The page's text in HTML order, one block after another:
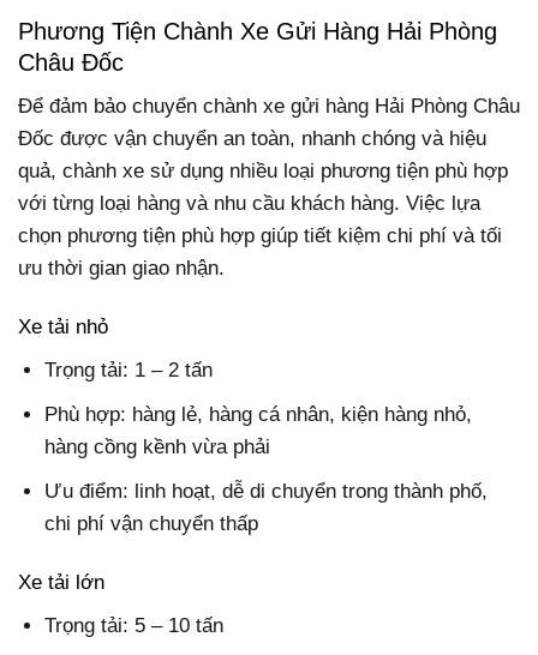
Phương Tiện Chành Xe Gửi Hàng Hải Phòng
Châu Đốc
Để đảm bảo chuyển chành xe gửi hàng Hải Phòng Châu
Đốc được vận chuyển an toàn, nhanh chóng và hiệu
quả, chành xe sử dụng nhiều loại phương tiện phù hợp
với từng loại hàng và nhu cầu khách hàng. Việc lựa
chọn phương tiện phù hợp giúp tiết kiệm chi phí và tối
ưu thời gian giao nhận.
Xe tải nhỏ
Trọng tải: 1 – 2 tấn
Phù hợp: hàng lẻ, hàng cá nhân, kiện hàng nhỏ,
hàng cồng kềnh vừa phải
Ưu điểm: linh hoạt, dễ di chuyển trong thành phố,
chi phí vận chuyển thấp
Xe tải lớn
Trọng tải: 5 – 10 tấn